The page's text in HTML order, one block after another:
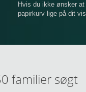
Hvis du ikke ønsker
papirkurv lige på dit
familier søgt